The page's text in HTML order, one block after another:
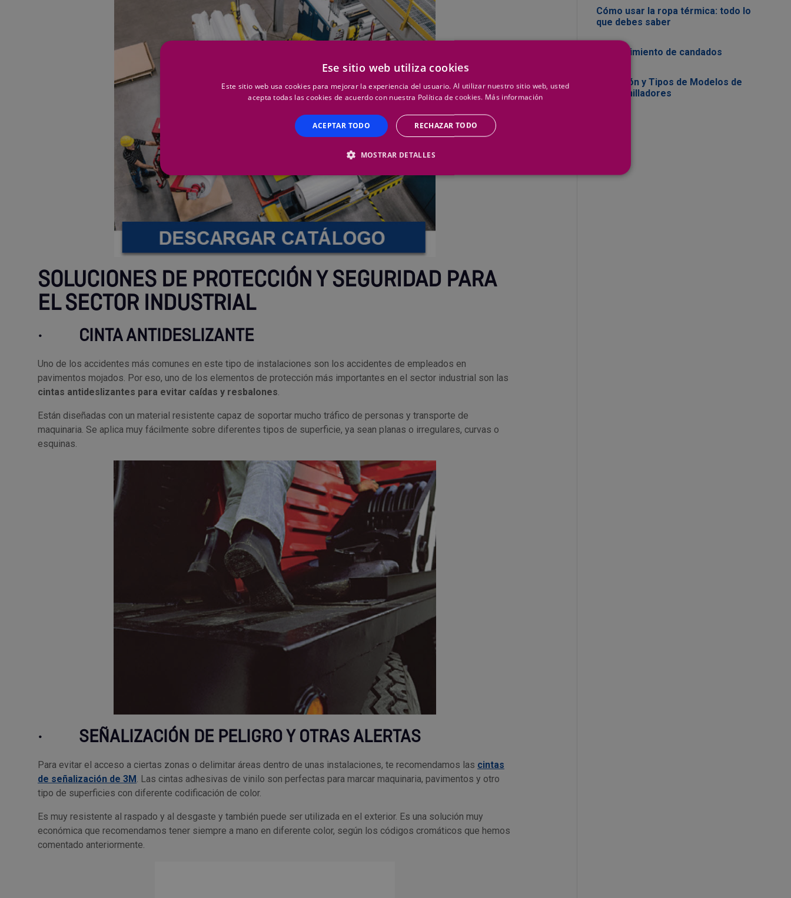
SOLUCIONES DE PROTECCIÓN Y SEGURIDAD PARA
EL SECTOR INDUSTRIAL
· CINTA ANTIDESLIZANTE
Uno de los accidentes más comunes en este tipo de instalaciones son los accidentes de empleados en
pavimentos mojados. Por eso, uno de los elementos de protección más importantes en el sector industrial son las
cintas antideslizantes para evitar caídas y resbalones
Están diseñadas con un material resistente capaz de soportar mucho tráfico de personas y transporte de
maquinaria. Se aplica muy fácilmente sobre diferentes tipos de superficie, ya sean planas o irregulares, curvas o
esquinas.
· SEÑALIZACIÓN DE PELIGRO Y OTRAS ALERTAS
Para evitar el acceso a ciertas zonas o delimitar áreas dentro de unas instalaciones, te recomendamos las cintas
de señalización de 3M . Las cintas adhesivas de vinilo son perfectas para marcar maquinaria, pavimentos y otro
tipo de superficies con diferente codificación de color.
Es muy resistente al raspado y al desgaste y también puede ser utilizada en el exterior. Es una solución muy
económica que recomendamos tener siempre a mano en diferente color, según los códigos cromáticos que hemos
comentado anteriormente.
Cómo usar la ropa térmica: todo lo
que debes saber
Mantenimiento de candados
Evolución y Tipos de Modelos de
Destornilladores
Ese sitio web utiliza cookies
Este sitio web usa cookies para mejorar la experiencia del usuario. Al utilizar nuestro sitio web, usted
acepta todas las cookies de acuerdo con nuestra Política de cookies. Más información
ACEPTAR TODO RECHAZAR TODO
MOSTRAR DETALLES